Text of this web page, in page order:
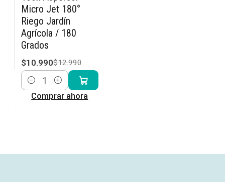
-15% OFF
Micro Jet 180°
Riego Jardín
Agrícola / 180
Grados
$10.990$12.990
Cantidad
Comprar ahora